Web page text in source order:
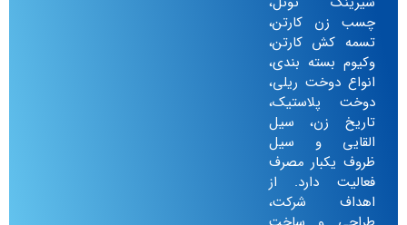
چسب زن کارتن‌،
تسمه کش کارتن،
وکیوم بسته بندی،
انواع دوخت ریلی،
دوخت پلاستیک،
تاریخ زن، سیل
القایی و سیل
ظروف یکبار مصرف
فعالیت دارد. از
اهداف شرکت،